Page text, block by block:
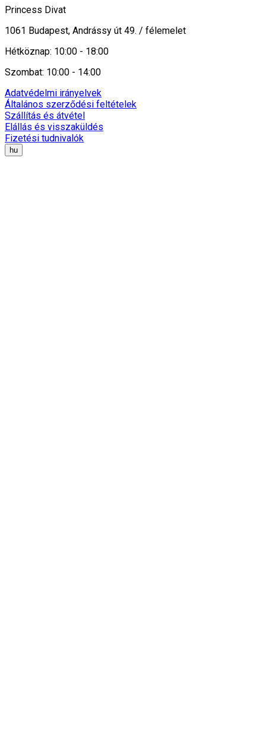
Princess Divat
1061 Budapest, Andrássy út 49. / félemelet
Hétköznap: 10:00 - 18:00
Szombat: 10:00 - 14:00
Adatvédelmi irányelvek
Általános szerződési feltételek
Szállítás és átvétel
Elállás és visszaküldés
Fizetési tudnivalók
hu